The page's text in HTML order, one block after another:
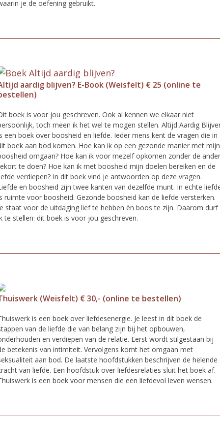
je de oefening gebruikt.
aardig blijven? E-Book (Weisfelt) € 25 (online te
boek is voor jou geschreven. Ook al kennen we elkaar niet
toch meen ik het wel te mogen stellen. Altijd Aardig
een boek over boosheid en liefde. Ieder mens kent de vragen die in
boek aan bod komen. Hoe kan ik op een gezonde manier met mijn
omgaan? Hoe kan ik voor mezelf opkomen zonder de ander
te doen? Hoe kan ik met boosheid mijn doelen bereiken en de
verdiepen? In dit boek vind je antwoorden op deze vragen.
en boosheid zijn twee kanten van dezelfde munt. In echte
ruimte voor boosheid. Gezonde boosheid kan de liefde versterken.
staat voor de uitdaging lief te hebben èn boos te zijn. Daarom durf
te stellen: dit boek is voor jou geschreven.
(Weisfelt) € 30,- (online te bestellen)
is een boek over liefdesenergie. Je leest in dit boek de
van de liefde die van belang zijn bij het opbouwen,
en verdiepen van de relatie. Eerst wordt stilgestaan bij
betekenis van intimiteit. Vervolgens komt het omgaan met
aan bod. De laatste hoofdstukken beschrijven de helende
van liefde. Een hoofdstuk over liefdesrelaties sluit het boek af.
is een boek voor mensen die een liefdevol leven wensen.